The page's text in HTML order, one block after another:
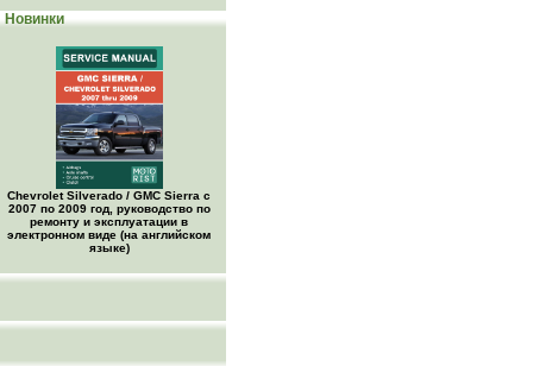
Новинки
Chevrolet Silverado / GMC Sierra с
2007 по 2009 год, руководство по
ремонту и эксплуатации в
электронном виде (на английском
языке)